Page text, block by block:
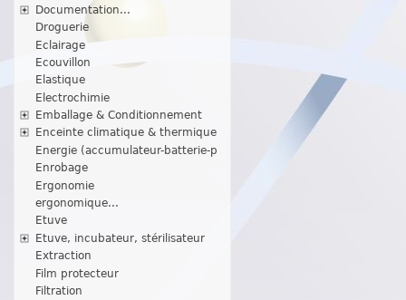
Documentation...
Droguerie
Eclairage
Ecouvillon
Elastique
Electrochimie
Emballage & Conditionnement
Enceinte climatique & thermique
Energie (accumulateur-batterie-p
Enrobage
Ergonomie
ergonomique...
Etuve
Etuve, incubateur, stérilisateur
Extraction
Film protecteur
Filtration